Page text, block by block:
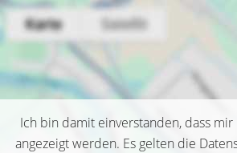
Ich bin damit einverstanden, dass mir
angezeigt werden. Es gelten die